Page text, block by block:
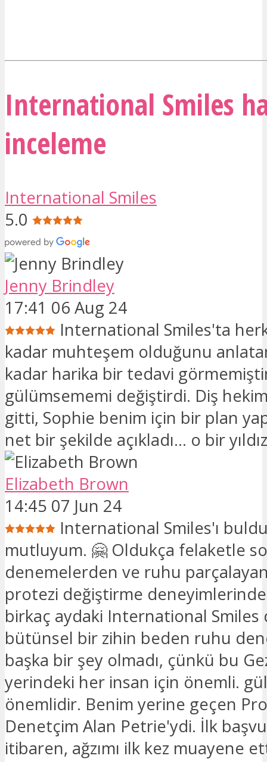
International Smiles
inceleme
International Smiles
5.0
Jenny Brindley
17:41 06 Aug 24
International Smiles'ta
kadar muhteşem olduğunu
kadar harika bir tedavi
gülümsememi değiştirdi. Diş
gitti, Sophie benim için bir plan
net bir şekilde açıkladı… o bir
Elizabeth Brown
14:45 07 Jun 24
International Smiles'ı
mutluyum. 🤗 Oldukça felaketle
denemelerden ve ruhu
protezi değiştirme
birkaç aydaki International Smiles
bütünsel bir zihin beden ruhu
başka bir şey olmadı, çünkü bu
yerindeki her insan için önemli.
önemlidir. Benim yerine geçen
Denetçim Alan Petrie'ydi. İlk
itibaren, ağzımı ilk kez muayene